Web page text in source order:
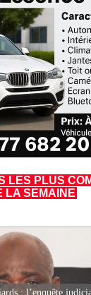
LES PLUS
LA SEMAINE
: l’enquête